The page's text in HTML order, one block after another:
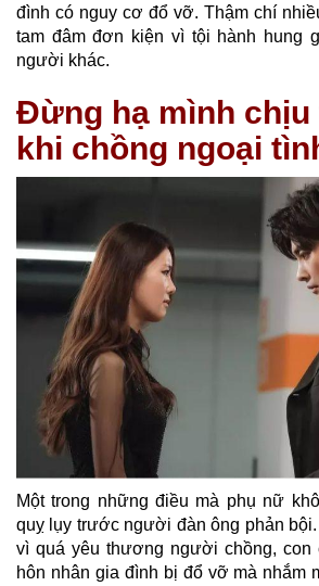
đình có nguy cơ đổ vỡ. Thậm chí
tam đâm đơn kiện vì tội hành hung
người khác.
Đừng hạ mình chịu
khi chồng ngoại
Một trong những điều mà phụ nữ
quỵ lụy trước người đàn ông phản
vì quá yêu thương người chồng, con
hôn nhân gia đình bị đổ vỡ mà nhắm